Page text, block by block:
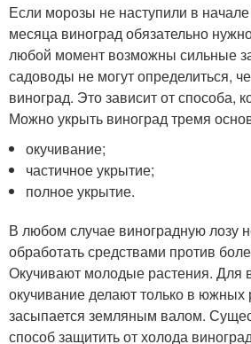
Если морозы не наступили в
месяца виноград обязательно
любой момент возможны сильные
садоводы не могут определиться,
виноград. Это зависит от способа,
Можно укрыть виноград тремя
окучивание;
частичное укрытие;
полное укрытие.
В любом случае виноградную лозу
обработать средствами против
Окучивают молодые растения. Для
окучивание делают только в южных
засыпается земляным валом.
способ защитить от холода